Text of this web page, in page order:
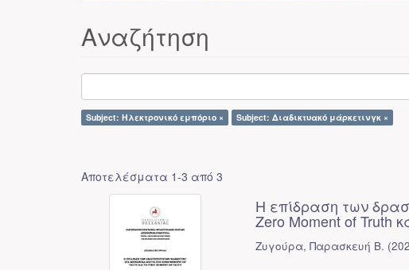
Αναζήτηση
Subject: Ηλεκτρονικό εμπόριο × Subject: Διαδικτυακό μάρκετινγκ ×
Αποτελέσματα 1-3 από 3
Η επίδραση των
Zero Moment of Truth
Ζυγούρα, Παρασκευή Β. (